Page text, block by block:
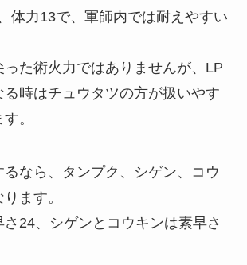
体力13で、軍師内では耐えやすい
った術火力ではありませんが、LP
時はチュウタツの方が扱いやす
。
なら、タンプク、シゲン、コウ
ます。
24、シゲンとコウキンは素早さ